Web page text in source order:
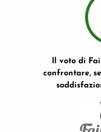
Il voto di
confrontare,